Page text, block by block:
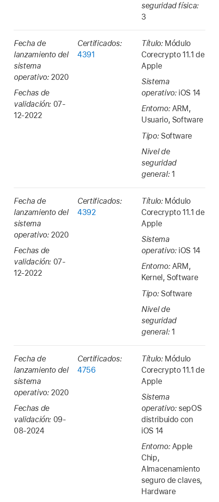
seguridad física:
3
Fecha de
lanzamiento del
sistema
operativo: 2020
Fechas de
validación: 07-
12-2022
Certificados:
4391
Título: Módulo
Corecrypto 11.1 de
Apple
Sistema
operativo: iOS 14
Entorno: ARM,
Usuario, Software
Tipo: Software
Nivel de
seguridad
general: 1
Fecha de
lanzamiento del
sistema
operativo: 2020
Fechas de
validación: 07-
12-2022
Certificados:
4392
Título: Módulo
Corecrypto 11.1 de
Apple
Sistema
operativo: iOS 14
Entorno: ARM,
Kernel, Software
Tipo: Software
Nivel de
seguridad
general: 1
Fecha de
lanzamiento del
sistema
operativo: 2020
Fechas de
validación: 09-
08-2024
Certificados:
4756
Título: Módulo
Corecrypto 11.1 de
Apple
Sistema
operativo: sepOS
distribuido con
iOS 14
Entorno: Apple
Chip,
Almacenamiento
seguro de claves,
Hardware